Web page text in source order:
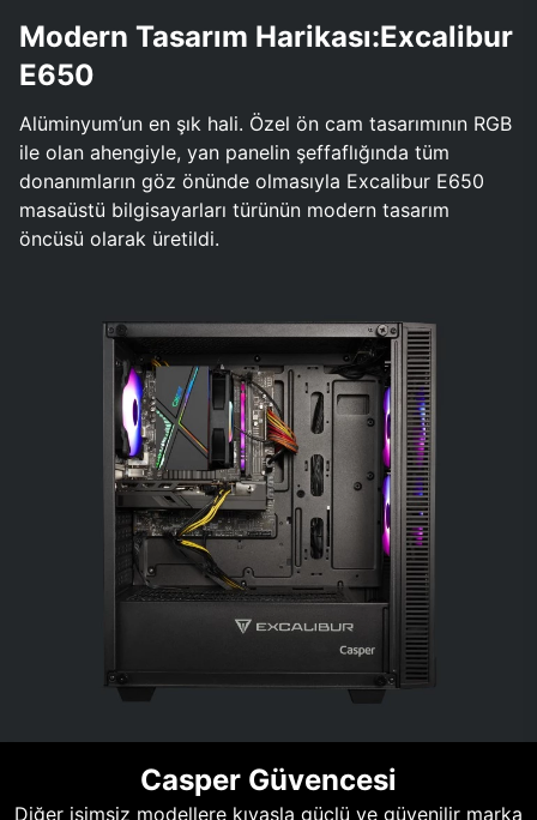
Modern Tasarım Harikası:Excalibur
E650
Alüminyum’un en şık hali. Özel ön cam tasarımının RGB
ile olan ahengiyle, yan panelin şeffaflığında tüm
donanımların göz önünde olmasıyla Excalibur E650
masaüstü bilgisayarları türünün modern tasarım
öncüsü olarak üretildi.
Casper Güvencesi
Diğer isimsiz modellere kıyasla güçlü ve güvenilir marka